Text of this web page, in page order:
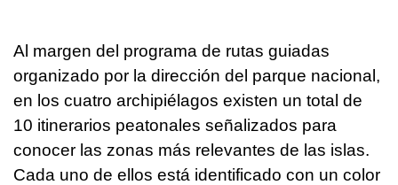
Al margen del programa de rutas guiadas
organizado por la dirección del parque nacional,
en los cuatro archipiélagos existen un total de
10 itinerarios peatonales señalizados para
conocer las zonas más relevantes de las islas.
Cada uno de ellos está identificado con un color